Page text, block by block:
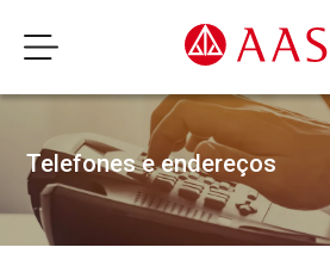
Telefones e endereços